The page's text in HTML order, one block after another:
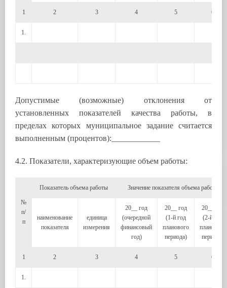
1 2 3 4 5 6
1.
Допустимые (возможные) отклонения от
установленных показателей качества работы, в
пределах которых муниципальное задание считается
выполненным (процентов):____________
4.2. Показатели, характеризующие объем работы:
№
п/
п
Показатель объема работы Значение показателя объема работы
наименование
показателя
единица
измерения
20__ год
(очередной
финансовый
год)
20__ год
(1-й год
планового
периода)
20__ год
(2-й год
планового
периода)
1 2 3 4 5 6
1.